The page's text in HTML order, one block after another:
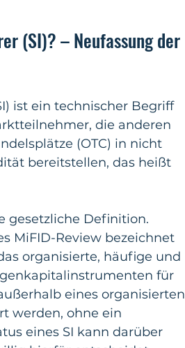
(SI)? – Neufassung der
ist ein technischer Begriff
die anderen
(OTC) in nicht
bereitstellen, das heißt
gesetzliche Definition.
MiFID-Review bezeichnet
organisierte, häufige und
für
eines organisierten
werden, ohne ein
eines SI kann darüber